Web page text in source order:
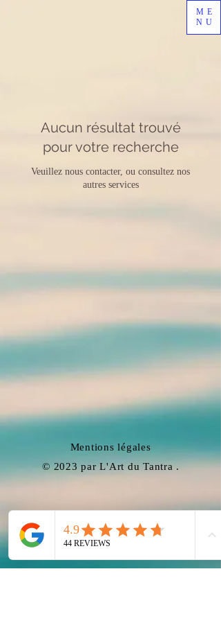
ME
NU
Aucun résultat trouvé
pour votre recherche
Veuillez nous contacter, ou consultez nos
autres services
Mentions légales
​© 2023 par L'Art du Tantra .